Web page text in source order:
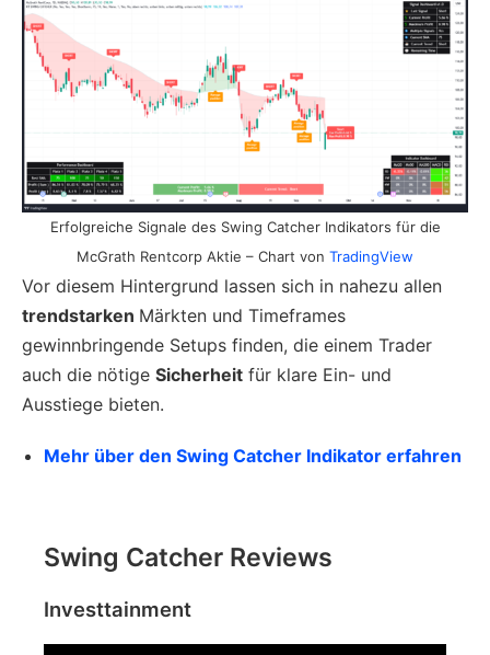
Erfolgreiche Signale des Swing Catcher Indikators für die
McGrath Rentcorp Aktie – Chart von TradingView
Vor diesem Hintergrund lassen sich in nahezu allen
trendstarken Märkten und Timeframes
gewinnbringende Setups finden, die einem Trader
auch die nötige Sicherheit für klare Ein- und
Ausstiege bieten.
Mehr über den Swing Catcher Indikator erfahren
Swing Catcher Reviews
Investtainment